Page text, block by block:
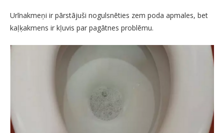
Urīnakmeņi ir pārstājuši nogulsnēties zem poda apmales, bet
kaļķakmens ir kļuvis par pagātnes problēmu.